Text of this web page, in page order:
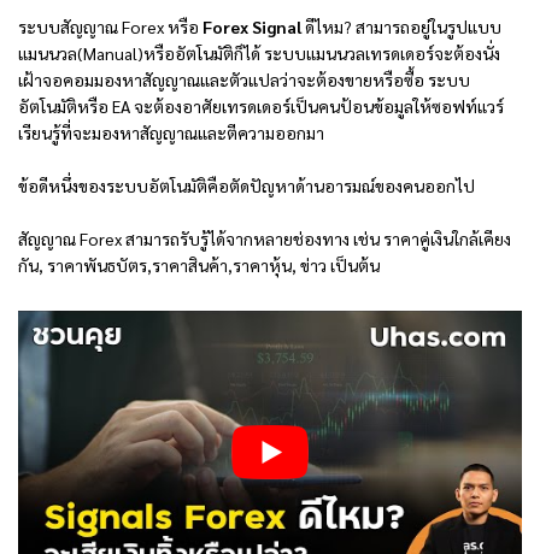
ระบบสัญญาณ Forex หรือ Forex Signalดีไหม? สามารถอยู่ในรูปแบบ
แมนนวล(Manual)หรืออัตโนมัติก็ได้ ระบบแมนนวลเทรดเดอร์จะต้องนั่ง
เฝ้าจอคอมมองหาสัญญาณและตัวแปลว่าจะต้องขายหรือซื้อ ระบบ
อัตโนมัติหรือ EA จะต้องอาศัยเทรดเดอร์เป็นคนป้อนข้อมูลให้ซอฟท์แวร์
เรียนรู้ที่จะมองหาสัญญาณและตีความออกมา
ข้อดีหนึ่งของระบบอัตโนมัติคือตัดปัญหาด้านอารมณ์ของคนออกไป
สัญญาณ Forex สามารถรับรู้ได้จากหลายช่องทาง เช่น ราคาคู่เงินใกล้เคียง
กัน, ราคาพันธบัตร,ราคาสินค้า,ราคาหุ้น, ข่าว เป็นต้น